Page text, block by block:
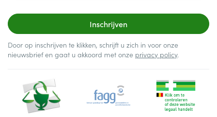
Inschrijven
Door op inschrijven te klikken, schrijft u zich in voor onze
nieuwsbrief en gaat u akkoord met onze privacy policy.